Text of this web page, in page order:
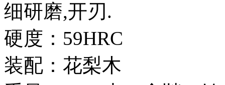
细研磨,开刃.
硬度：59HRC
装配：花梨木